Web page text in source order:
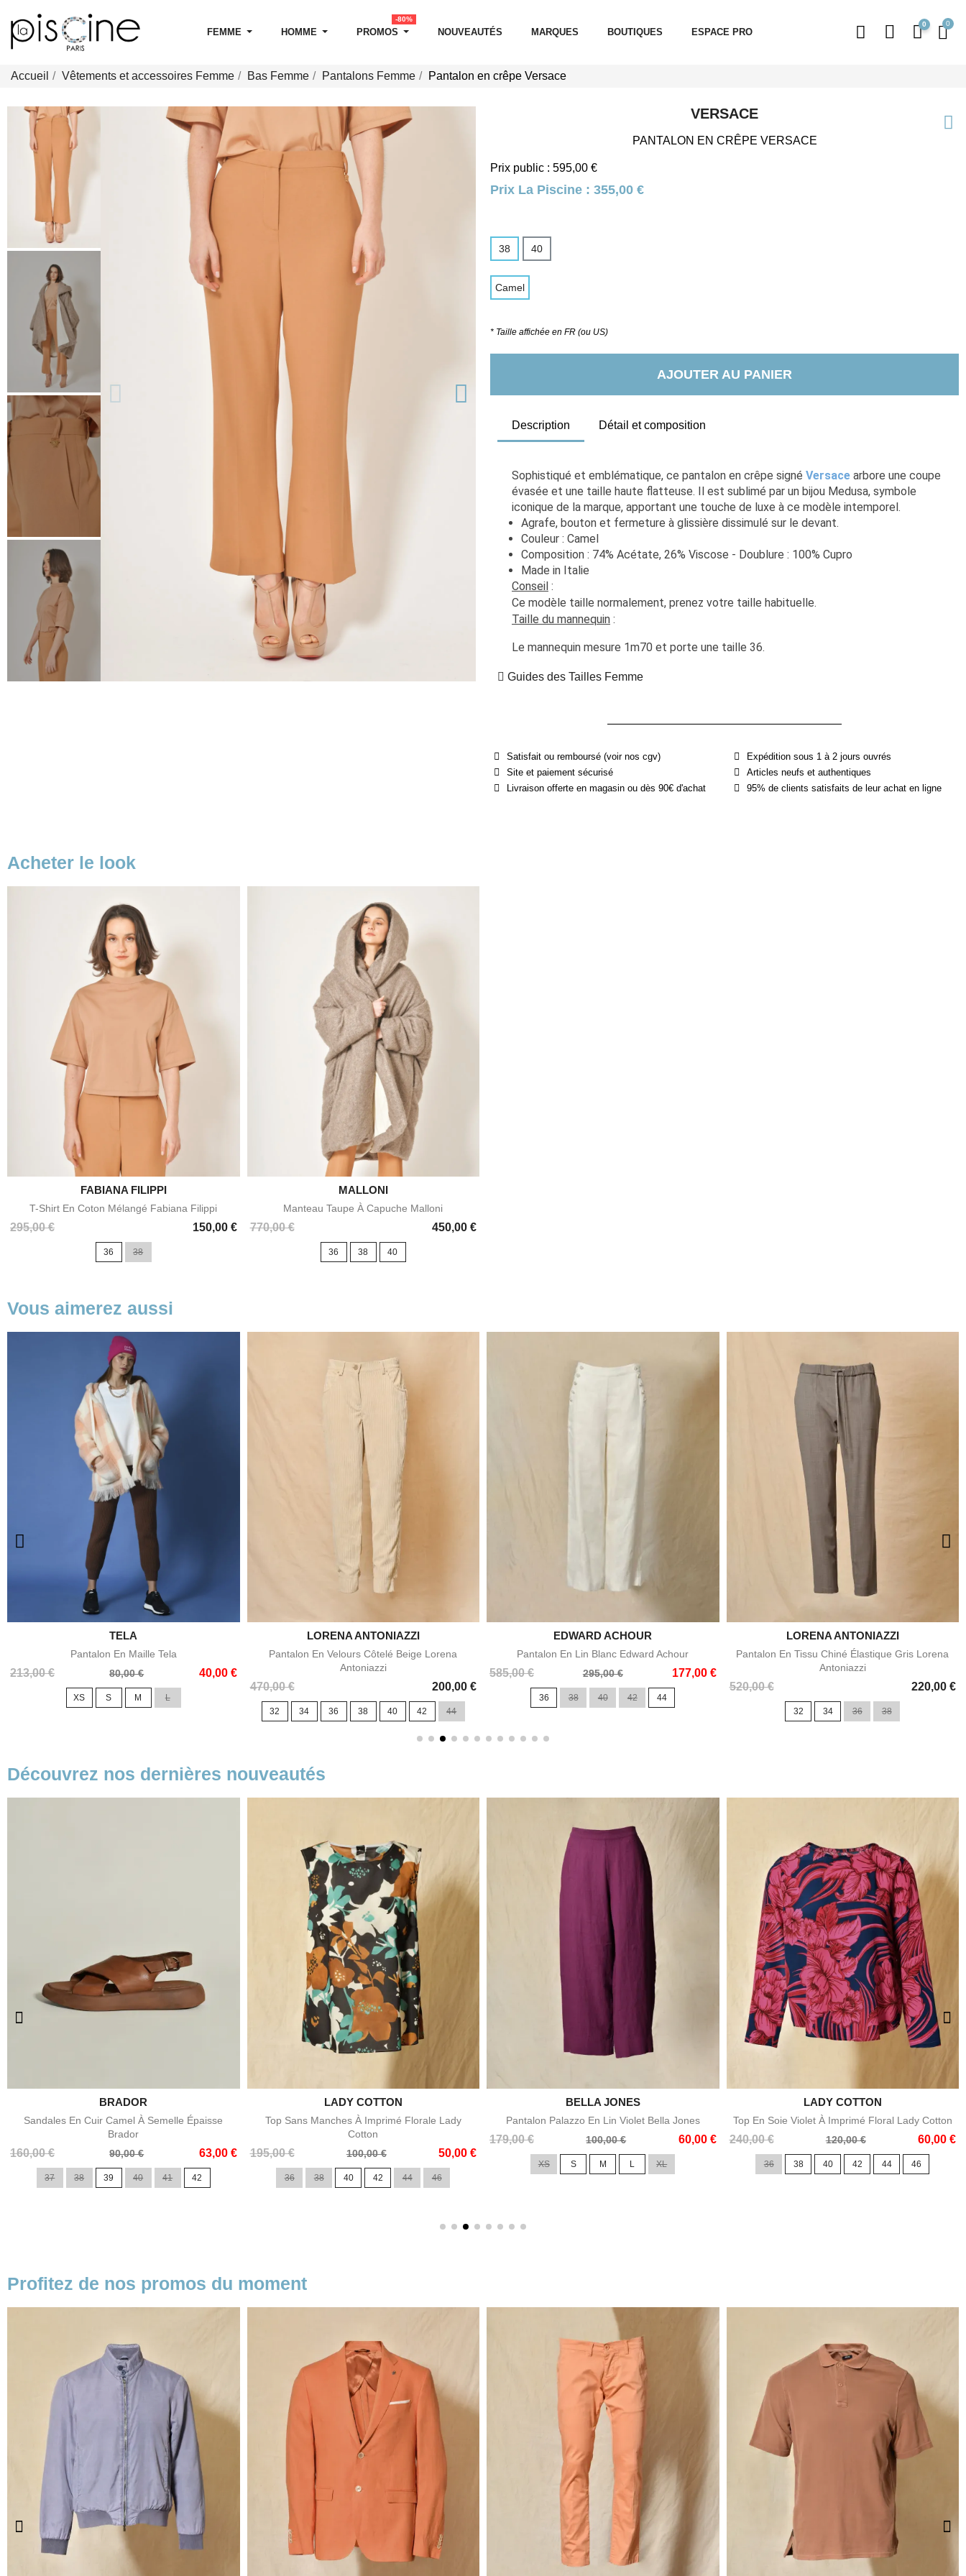
FEMME HOMME PROMOS
-80%
NOUVEAUTÉS MARQUES BOUTIQUES ESPACE PRO
0
Accueil Vêtements et accessoires Femme Bas Femme Pantalons Femme Pantalon en crêpe Versace
VERSACE
PANTALON EN CRÊPE VERSACE
Prix public : 595,00 €
Prix La Piscine : 355,00 €
38 40
Camel
* Taille affichée en FR (ou US)
AJOUTER AU PANIER
Description Détail et composition
Sophistiqué et emblématique, ce pantalon en crêpe signé Versace arbore une coupe
évasée et une taille haute flatteuse. Il est sublimé par un bijou Medusa, symbole
iconique de la marque, apportant une touche de luxe à ce modèle intemporel.
Agrafe, bouton et fermeture à glissière dissimulé sur le devant.
Couleur : Camel
Composition : 74% Acétate, 26% Viscose - Doublure : 100% Cupro
Made in Italie
Conseil :
Ce modèle taille normalement, prenez votre taille habituelle.
Taille du mannequin :
Le mannequin mesure 1m70 et porte une taille 36.
Guides des Tailles Femme
Satisfait ou remboursé (voir nos cgv)
Site et paiement sécurisé
Livraison offerte en magasin ou dès 90€ d'achat
Expédition sous 1 à 2 jours ouvrés
Articles neufs et authentiques
95% de clients satisfaits de leur achat en ligne
Acheter le look
Aperçu rapide
FABIANA FILIPPI
T-Shirt En Coton Mélangé Fabiana Filippi
295,00 € 150,00 €
Prix
36 38
Aperçu rapide
MALLONI
Manteau Taupe À Capuche Malloni
770,00 € 450,00 €
Prix
36 38 40
Vous aimerez aussi
Aperçu rapide
TELA
Pantalon En Maille Tela
213,00 €
Prix
80,00 € 40,00 €
Prix
XS S M L
Aperçu rapide
LORENA ANTONIAZZI
Pantalon En Velours Côtelé Beige Lorena
Antoniazzi
470,00 € 200,00 €
Prix
32 34 36 38 40 42 44
Aperçu rapide
EDWARD ACHOUR
Pantalon En Lin Blanc Edward Achour
585,00 €
Prix
295,00 € 177,00 €
Prix
36 38 40 42 44
Aperçu rapide
LORENA ANTONIAZZI
Pantalon En Tissu Chiné Élastique Gris Lorena
Antoniazzi
520,00 € 220,00 €
Prix
32 34 36 38
Découvrez nos dernières nouveautés
Aperçu rapide
BRADOR
Sandales En Cuir Camel À Semelle Épaisse
Brador
160,00 €
Prix
90,00 € 63,00 €
Prix
37 38 39 40 41 42
Aperçu rapide
LADY COTTON
Top Sans Manches À Imprimé Florale Lady
Cotton
195,00 €
Prix
100,00 € 50,00 €
Prix
36 38 40 42 44 46
Aperçu rapide
BELLA JONES
Pantalon Palazzo En Lin Violet Bella Jones
179,00 €
Prix
100,00 € 60,00 €
Prix
XS S M L XL
Aperçu rapide
LADY COTTON
Top En Soie Violet À Imprimé Floral Lady Cotton
240,00 €
Prix
120,00 € 60,00 €
Prix
36 38 40 42 44 46
Profitez de nos promos du moment